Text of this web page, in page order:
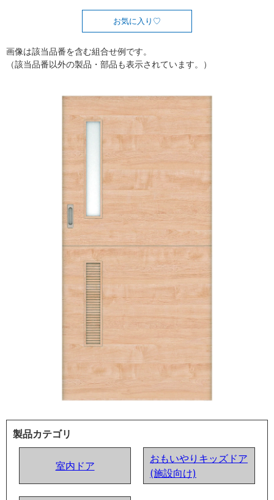
お気に入り
画像は該当品番を含む組合せ例です。
（該当品番以外の製品・部品も表示されています。）
製品カテゴリ
室内ドア
おもいやりキッズドア
(施設向け)